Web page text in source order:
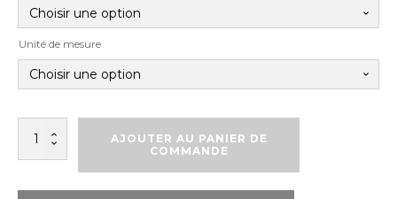
Unité de mesure
quantité
AJOUTER AU PANIER DE
COMMANDE